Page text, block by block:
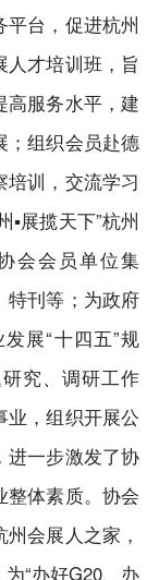
台，促进杭州
才培训班，旨
高服务水平，建
；组织会员赴德
训，交流学习
▪展揽天下”杭州
会会员单位集
特刊等；为政府
展“十四五”规
究、调研工作
业，组织开展公
进一步激发了协
整体素质。协会
会展人之家，
“办好G20、办